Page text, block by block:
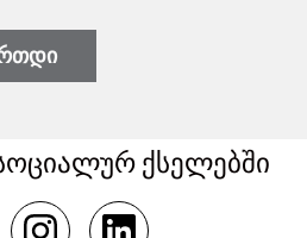
ქსელებში